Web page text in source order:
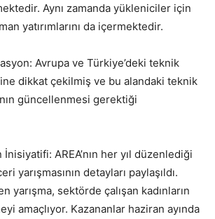
Aynı zamanda yükleniciler için
yatırımlarını da içermektedir.
Avrupa ve Türkiye’deki teknik
dikkat çekilmiş ve bu alandaki teknik
güncellenmesi gerektiği
İnisiyatifi: AREA’nın her yıl düzenlediği
yarışmasının detayları paylaşıldı.
yarışma, sektörde çalışan kadınların
amaçlıyor. Kazananlar haziran ayında